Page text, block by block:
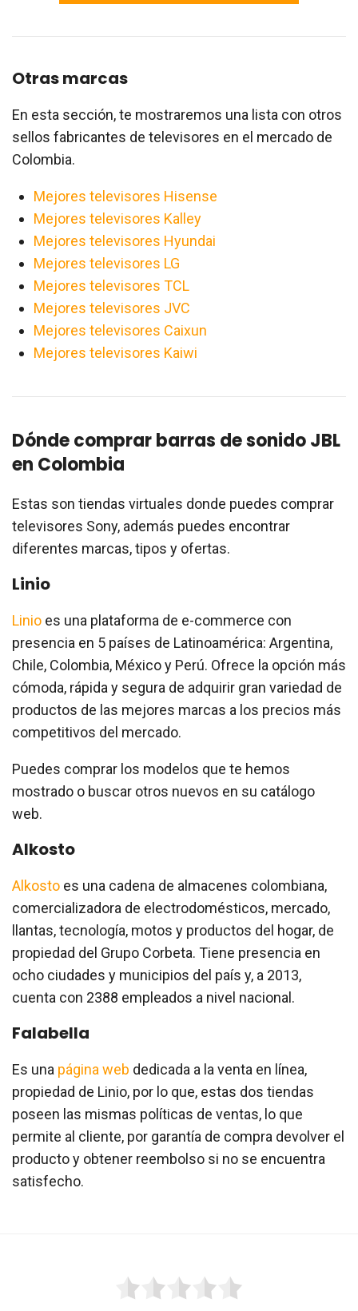
Otras marcas
En esta sección, te mostraremos una lista con otros
sellos fabricantes de televisores en el mercado de
Colombia.
Mejores televisores Hisense
Mejores televisores Kalley
Mejores televisores Hyundai
Mejores televisores LG
Mejores televisores TCL
Mejores televisores JVC
Mejores televisores Caixun
Mejores televisores Kaiwi
Dónde comprar barras de sonido JBL
en Colombia
Estas son tiendas virtuales donde puedes comprar
televisores Sony, además puedes encontrar
diferentes marcas, tipos y ofertas.
Linio
Linio es una plataforma de e-commerce con
presencia en 5 países de Latinoamérica: Argentina,
Chile, Colombia, México y Perú. Ofrece la opción más
cómoda, rápida y segura de adquirir gran variedad de
productos de las mejores marcas a los precios más
competitivos del mercado.
Puedes comprar los modelos que te hemos
mostrado o buscar otros nuevos en su catálogo
web.
Alkosto
Alkosto es una cadena de almacenes colombiana,
comercializadora de electrodomésticos, mercado,
llantas, tecnología, motos y productos del hogar, de
propiedad del Grupo Corbeta. Tiene presencia en
ocho ciudades y municipios del país y, a 2013,
cuenta con 2388 empleados a nivel nacional.
Falabella
Es una página web dedicada a la venta en línea,
propiedad de Linio, por lo que, estas dos tiendas
poseen las mismas políticas de ventas, lo que
permite al cliente, por garantía de compra devolver el
producto y obtener reembolso si no se encuentra
satisfecho.